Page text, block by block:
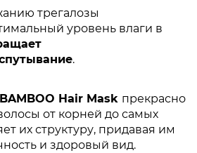
трегалозы
уровень влаги в
.
Hair Mask прекрасно
от корней до самых
их структуру, придавая им
и здоровый вид.